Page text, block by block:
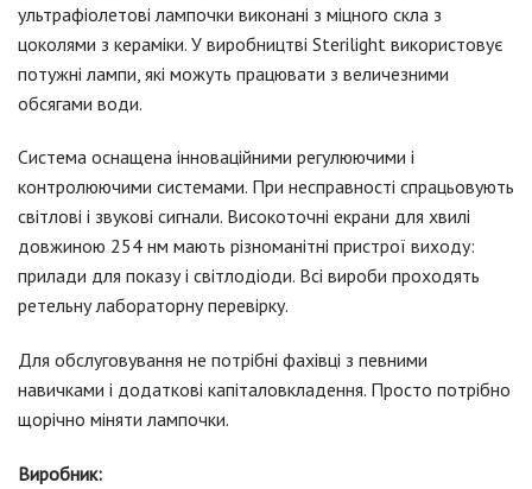
ультрафіолетові лампочки виконані з міцного скла з
цоколями з кераміки. У виробництві Sterilight використовує
потужні лампи, які можуть працювати з величезними
обсягами води.
Система оснащена інноваційними регулюючими і
контролюючими системами. При несправності спрацьовують
світлові і звукові сигнали. Високоточні екрани для хвилі
довжиною 254 нм мають різноманітні пристрої виходу:
прилади для показу і світлодіоди. Всі вироби проходять
ретельну лабораторну перевірку.
Для обслуговування не потрібні фахівці з певними
навичками і додаткові капіталовкладення. Просто потрібно
щорічно міняти лампочки.
Виробник: